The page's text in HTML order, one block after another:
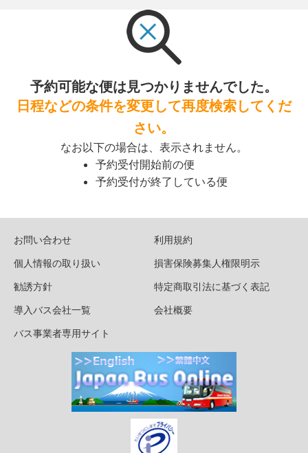
予約可能な便は見つかりませんでした。
日程などの条件を変更して再度検索してくだ
さい。
なお以下の場合は、表示されません。
予約受付開始前の便
予約受付が終了している便
お問い合わせ
利用規約
個人情報の取り扱い
損害保険募集人権限明示
勧誘方針
特定商取引法に基づく表記
導入バス会社一覧
会社概要
バス事業者専用サイト